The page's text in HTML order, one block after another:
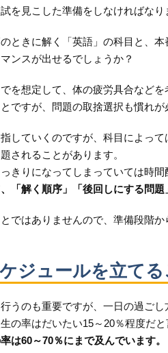
を見こした準備をしなければなり
ときに解く「英語」の科目と、
ンスが出せるでしょうか？
を想定して、体の疲労具合など
ですが、問題の取捨選択も慣れが
していくのですが、科目によって
されることがあります。
きりになってしまっていては時間
「解く順序」「後回しにする問題
ではありませんので、準備段階か
ジュールを立てる
うのも重要ですが、一日の過ごし
の率はだいたい15～20％程度だと
は60～70％にまで及んでいます。